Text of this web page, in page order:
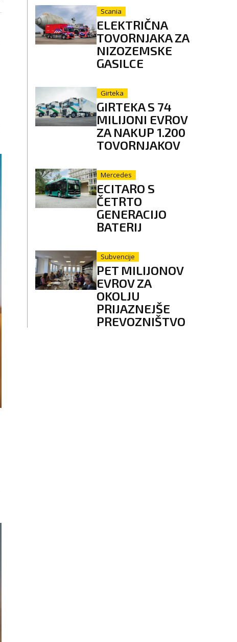
Scania
ELEKTRIČNA
TOVORNJAKA ZA
NIZOZEMSKE
GASILCE
Girteka
GIRTEKA S 74
MILIJONI EVROV
ZA NAKUP 1.200
TOVORNJAKOV
Mercedes
ECITARO S
ČETRTO
GENERACIJO
BATERIJ
Subvencije
PET MILIJONOV
EVROV ZA
OKOLJU
PRIJAZNEJŠE
PREVOZNIŠTVO